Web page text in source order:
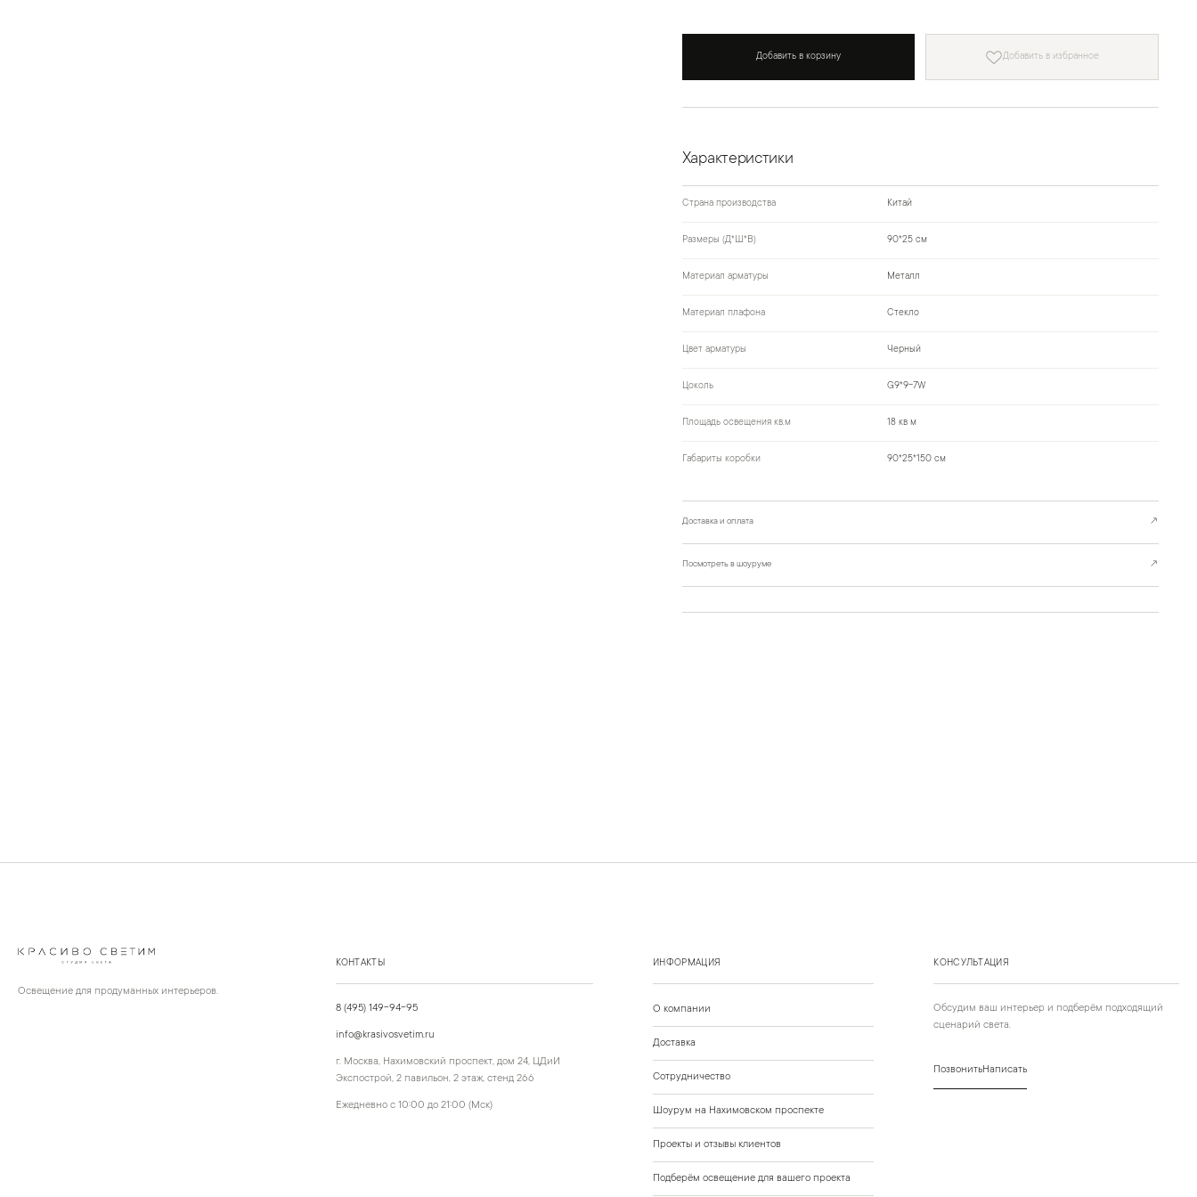
Добавить в корзину Добавить в избранное
Характеристики
Страна производства Китай
Размеры (Д*Ш*В) 90*25 см
Материал арматуры Металл
Материал плафона Стекло
Цвет арматуры Черный
Цоколь G9*9-7W
Площадь освещения кв.м 18 кв м
Габариты коробки 90*25*150 см
Доставка и оплата ↗
Посмотреть в шоуруме ↗
Освещение для продуманных интерьеров.
КОНТАКТЫ
8 (495) 149-94-95
info@krasivosvetim.ru
г. Москва, Нахимовский проспект, дом 24, ЦДиИ
Экспострой, 2 павильон, 2 этаж, стенд 266
Ежедневно с 10:00 до 21:00 (Мск)
КОНСУЛЬТАЦИЯ
Обсудим ваш интерьер и подберём подходящий
сценарий света.
ПозвонитьНаписать
ИНФОРМАЦИЯ
О компании
Доставка
Сотрудничество
Шоурум на Нахимовском проспекте
Проекты и отзывы клиентов
Подберём освещение для вашего проекта